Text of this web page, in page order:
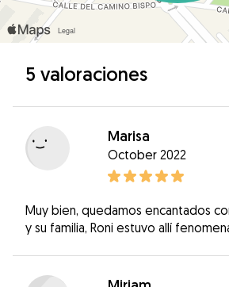
5 valoraciones
Marisa
October 2022
Muy bien, quedamos encantados
y su familia, Roni estuvo allí